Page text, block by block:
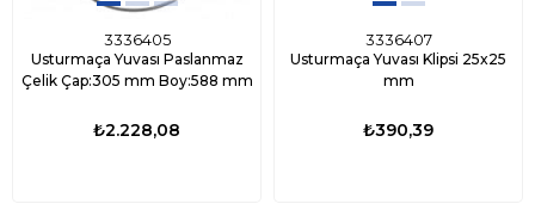
3336405
Usturmaça Yuvası Paslanmaz
Çelik Çap:305 mm Boy:588 mm
₺2.228,08
3336407
Usturmaça Yuvası Klipsi 25x25
mm
₺390,39